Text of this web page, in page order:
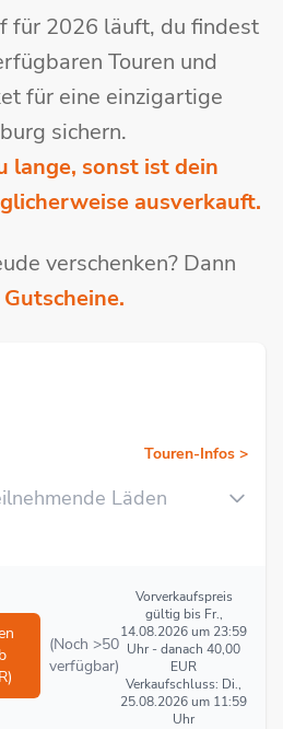
für 2026 läuft, du findest
Touren und
für eine einzigartige
sichern.
lange, sonst ist dein
ausverkauft.
verschenken? Dann
Gutscheine.
Touren-Infos >
Läden
(Noch >50
verfügbar)
Vorverkaufspreis
gültig bis Fr.,
14.08.2026 um 23:59
Uhr - danach 40,00
EUR
Verkaufschluss: Di.,
25.08.2026 um 11:59
Uhr